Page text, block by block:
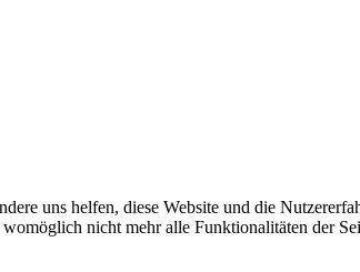
uns helfen, diese Website und die
nicht mehr alle Funktionalitäten der